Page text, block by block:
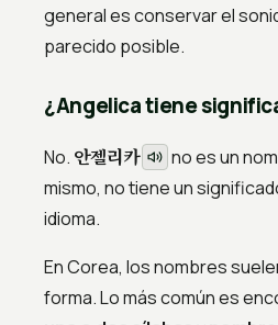
general es conservar el
parecido posible.
¿Angelica tiene
No. 안젤리카
no es un
mismo, no tiene un
idioma.
En Corea, los nombres
forma. Lo más común es